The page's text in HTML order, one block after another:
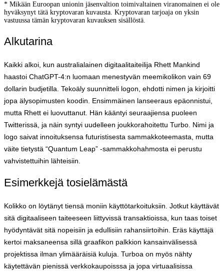
* Mikään Euroopan unionin jäsenvaltion toimivaltainen viranomainen ei ole
hyväksynyt tätä kryptovaran kuvausta. Kryptovaran tarjoaja on yksin
vastuussa tämän kryptovaran kuvauksen sisällöstä.
Alkutarina
Kaikki alkoi, kun australialainen digitaalitaiteilija Rhett Mankind
haastoi ChatGPT-4:n luomaan menestyvän meemikolikon vain 69
dollarin budjetilla. Tekoäly suunnitteli logon, ehdotti nimen ja kirjoitti
jopa älysopimusten koodin. Ensimmäinen lanseeraus epäonnistui,
mutta Rhett ei luovuttanut. Hän kääntyi seuraajiensa puoleen
Twitterissä, ja näin syntyi uudelleen joukkorahoitettu Turbo. Nimi ja
logo saivat innoituksensa futuristisesta sammakkoteemasta, mutta
väite tietystä “Quantum Leap” -sammakkohahmosta ei perustu
vahvistettuihin lähteisiin.
Esimerkkejä tosielämästä
Kolikko on löytänyt tiensä moniin käyttötarkoituksiin. Jotkut käyttävät
sitä digitaaliseen taiteeseen liittyvissä transaktioissa, kun taas toiset
hyödyntävät sitä nopeisiin ja edullisiin rahansiirtoihin. Eräs käyttäjä
kertoi maksaneensa sillä graafikon palkkion kansainvälisessä
projektissa ilman ylimääräisiä kuluja. Turboa on myös nähty
käytettävän pienissä verkkokaupoisssa ja jopa virtuaalisissa